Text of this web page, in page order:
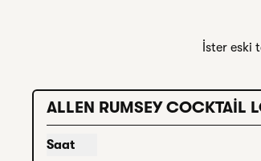
İster eski
1 / 4önceki görsel
ALLEN RUMSEY COCKTAIL
Saat
Allen Rumsey Kokteyl Salonu için saat